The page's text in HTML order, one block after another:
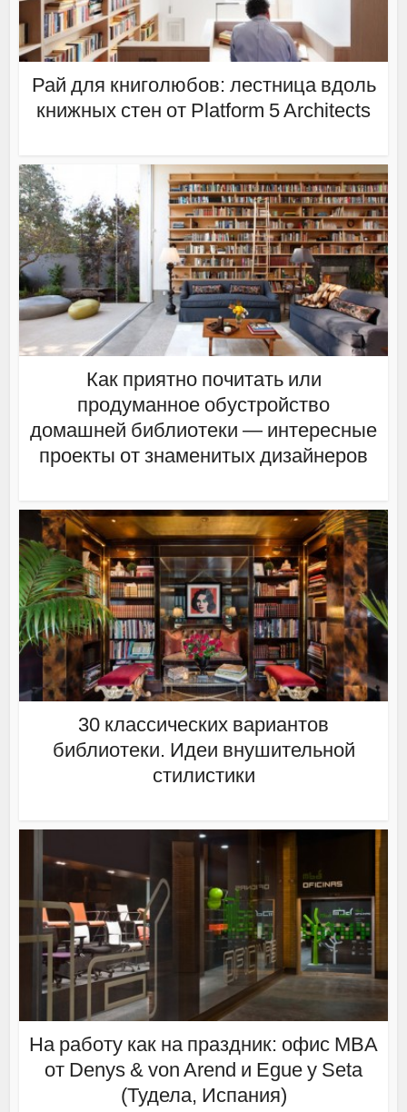
Рай для книголюбов: лестница вдоль
книжных стен от Platform 5 Architects
Как приятно почитать или
продуманное обустройство
домашней библиотеки — интересные
проекты от знаменитых дизайнеров
30 классических вариантов
библиотеки. Идеи внушительной
стилистики
На работу как на праздник: офис MBA
от Denys & von Arend и Egue y Seta
(Тудела, Испания)